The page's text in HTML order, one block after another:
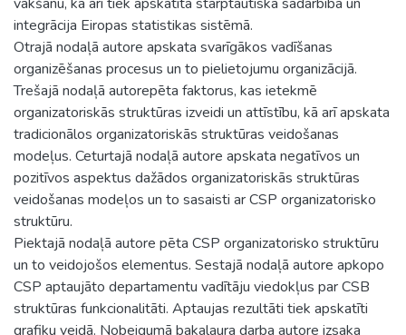
integrācija Eiropas statistikas sistēmā.
Otrajā nodaļā autore apskata svarīgākos vadīšanas
organizēšanas procesus un to pielietojumu organizācijā.
Trešajā nodaļā autorepēta faktorus, kas ietekmē
organizatoriskās struktūras izveidi un attīstību, kā arī apskata
tradicionālos organizatoriskās struktūras veidošanas
modeļus. Ceturtajā nodaļā autore apskata negatīvos un
pozitīvos aspektus dažādos organizatoriskās struktūras
veidošanas modeļos un to sasaisti ar CSP organizatorisko
struktūru.
Piektajā nodaļā autore pēta CSP organizatorisko struktūru
un to veidojošos elementus. Sestajā nodaļā autore apkopo
CSP aptaujāto departamentu vadītāju viedokļus par CSB
struktūras funkcionalitāti. Aptaujas rezultāti tiek apskatīti
grafiku veidā. Nobeigumā bakalaura darba autore izsaka